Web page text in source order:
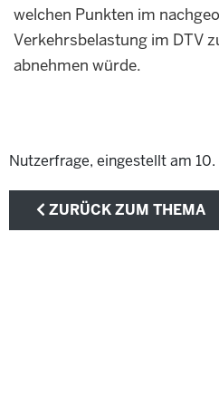
welchen Punkten im
Verkehrsbelastung im DTV
abnehmen würde.
Nutzerfrage, eingestellt am
ZURÜCK ZUM THEMA